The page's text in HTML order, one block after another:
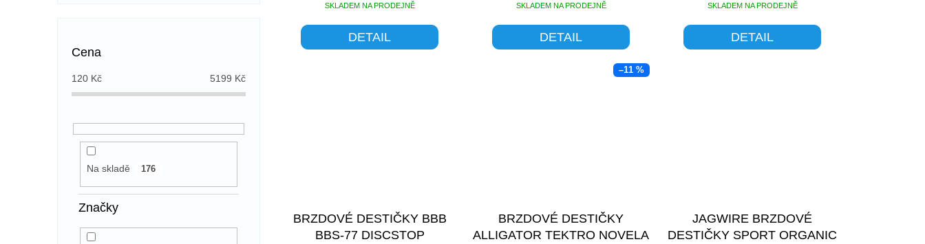
Cena
120 Kč 5199 Kč
Na skladě 176
Značky
SKLADEM NA PRODEJNĚ
DETAIL
SKLADEM NA PRODEJNĚ
DETAIL
SKLADEM NA PRODEJNĚ
DETAIL
BRZDOVÉ DESTIČKY BBB
BBS-77 DISCSTOP
–11 %
BRZDOVÉ DESTIČKY
ALLIGATOR TEKTRO NOVELA
JAGWIRE BRZDOVÉ
DESTIČKY SPORT ORGANIC